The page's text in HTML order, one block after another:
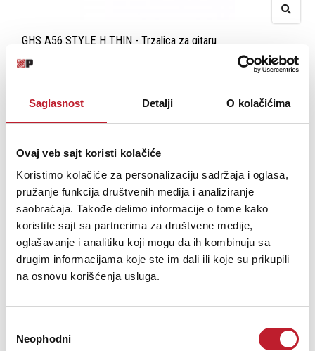
Saglasnost Detalji O kolačićima
Ovaj veb sajt koristi kolačiće
Koristimo kolačiće za personalizaciju sadržaja i oglasa,
pružanje funkcija društvenih medija i analiziranje
saobraćaja. Takođe delimo informacije o tome kako
koristite sajt sa partnerima za društvene medije,
oglašavanje i analitiku koji mogu da ih kombinuju sa
drugim informacijama koje ste im dali ili koje su prikupili
na osnovu korišćenja usluga.
сагласности
Neophodni
GHS A56 STYLE H THIN - Trzalica za gitaru
H STYLE GUITAR PICKS Picks, in large triangle shape and thickness.
Šifra: 14517
Na stanju